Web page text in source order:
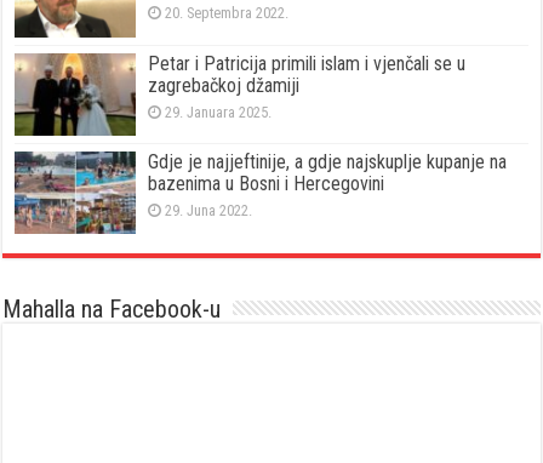
20. Septembra 2022.
Petar i Patricija primili islam i vjenčali se u
zagrebačkoj džamiji
29. Januara 2025.
Gdje je najjeftinije, a gdje najskuplje kupanje na
bazenima u Bosni i Hercegovini
29. Juna 2022.
Mahalla na Facebook-u